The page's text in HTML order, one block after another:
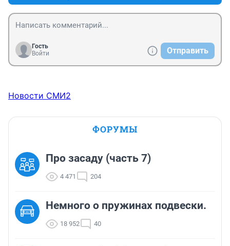
Гость
Войти
Отправить
Новости СМИ2
ФОРУМЫ
Про засаду (часть 7)
4 471 204
Немного о пружинах подвески.
18 952 40